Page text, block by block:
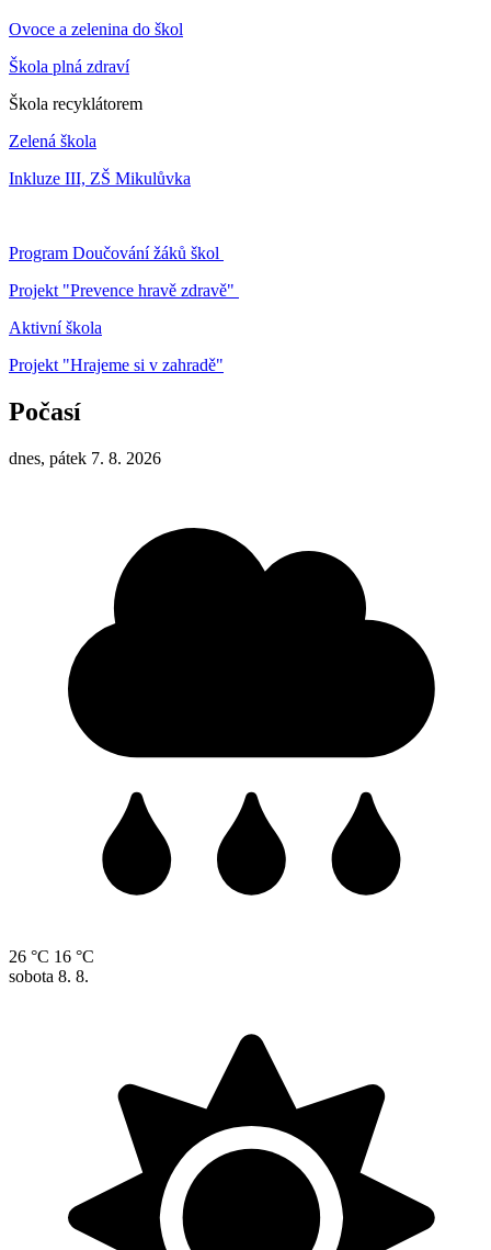
Ovoce a zelenina do škol
Škola plná zdraví
Škola recyklátorem
Zelená škola
Inkluze III, ZŠ Mikulůvka
Program Doučování žáků škol
Projekt "Prevence hravě zdravě"
Aktivní škola
Projekt "Hrajeme si v zahradě"
Počasí
dnes, pátek 7. 8. 2026
26 °C 16 °C
sobota 8. 8.